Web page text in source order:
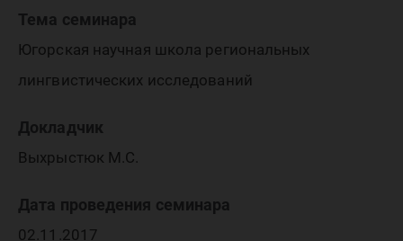
Тема семинара
Югорская научная школа региональных
лингвистических исследований
Докладчик
Выхрыстюк М.С.
Дата проведения семинара
02.11.2017